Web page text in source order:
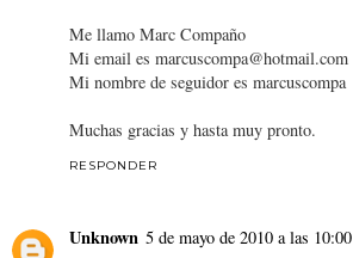
Me llamo Marc Compaño
Mi email es marcuscompa@hotmail.com
Mi nombre de seguidor es marcuscompa
Muchas gracias y hasta muy pronto.
RESPONDER
Unknown 5 de mayo de 2010 a las 10:00